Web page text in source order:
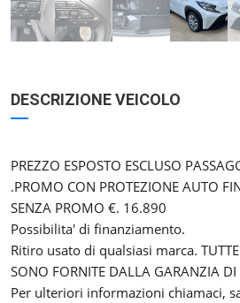
DESCRIZIONE VEICOLO
PREZZO ESPOSTO ESCLUSO
.PROMO CON PROTEZIONE AUTO
SENZA PROMO €. 16.890
Possibilita' di finanziamento.
Ritiro usato di qualsiasi marca. TUTTE
SONO FORNITE DALLA GARANZIA DI
Per ulteriori informazioni chiamaci,